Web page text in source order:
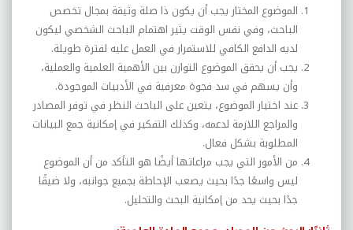
الموضوع المختار يجب أن يكون ذا صلة وثيقة بمجال تخصص
الباحث، وفي نفس الوقت يثير اهتمام الباحث الشخصي ليكون
لديه الدافع الكافي للاستمرار في العمل عليه لفترة طويلة.
يجب أن يحقق الموضوع التوازن بين الأهمية العلمية والعملية،
وأن يسهم في سد فجوة معرفية في الأدبيات الموجودة.
عند اختيار الموضوع، يتعين على الباحث النظر في توفر المصادر
والمراجع اللازمة لدعمه، وكذلك التفكير في إمكانية جمع البيانات
المطلوبة بشكل فعال.
من الأمور التي يجب مراعاتها أيضًا هو التأكد من أن الموضوع
ليس واسعًا جدًا بحيث يصعب الإحاطة بجميع جوانبه، ولا ضيقًا
جدًا بحيث يحد من إمكانية البحث والتحليل.